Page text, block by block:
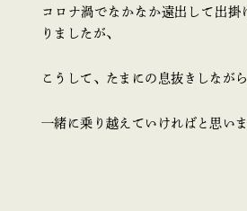
コロナ渦でなかなか遠出して出掛
りましたが、
こうして、たまにの息抜きしながら
一緒に乗り越えていければと思いま